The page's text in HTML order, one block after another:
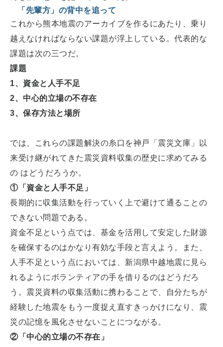
「先輩方」の背中を追って
これから熊本地震のアーカイブを作るにあたり、乗り
越えなければならない課題が浮上している。代表的な
課題は次の三つだ。
課題
1、資金と人手不足
2、中心的立場の不存在
3、保存方法と場所
では、これらの課題解決の糸口を神戸「震災文庫」以
来受け継がれてきた震災資料収集の歴史に求めてみる
の はどうだろうか。
①「資金と人手不足」
長期的に収集活動を行っていく上で避けて通ることの
できない問題である。
資金不足という点では、基金を活用して安定した財源
を確保するのはかなり有効な手段と言えよう。また、
人手不足という点においては、新潟県中越地震に見ら
れるようにボランティアの手を借りるのはどうだろ
う。震災資料の収集活動に携わることで、自分たちが
経験した地震をもう一度捉え直すきっかけになり、震
災の記憶を風化させないことにつながる。
②「中心的立場の不存在」